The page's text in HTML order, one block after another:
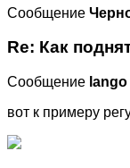
Сообщение
Re: Как
Сообщение lango
вот к примеру